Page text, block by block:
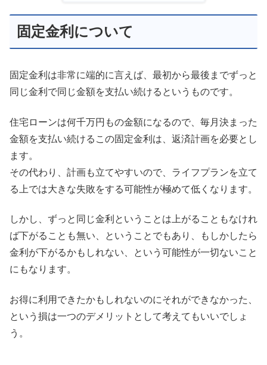
固定金利について
固定金利は非常に端的に言えば、最初から最後までずっと
同じ金利で同じ金額を支払い続けるというものです。
住宅ローンは何千万円もの金額になるので、毎月決まった
金額を支払い続けるこの固定金利は、返済計画を必要とし
ます。
その代わり、計画も立てやすいので、ライフプランを立て
る上では大きな失敗をする可能性が極めて低くなります。
しかし、ずっと同じ金利ということは上がることもなけれ
ば下がることも無い、ということでもあり、もしかしたら
金利が下がるかもしれない、という可能性が一切ないこと
にもなります。
お得に利用できたかもしれないのにそれができなかった、
という損は一つのデメリットとして考えてもいいでしょ
う。